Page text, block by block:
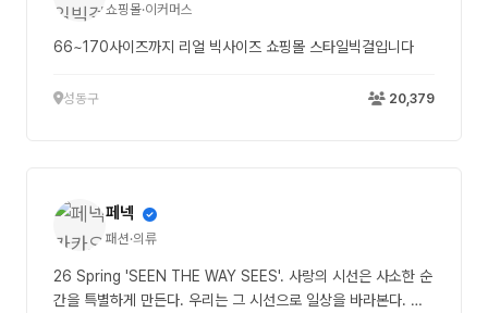
쇼핑몰·이커머스
66~170사이즈까지 리얼 빅사이즈 쇼핑몰 스타일빅걸입니다
성동구 20,379
페넥
패션·의류
26 Spring 'SEEN THE WAY SEES'. 사랑의 시선은 사소한 순
간을 특별하게 만든다. 우리는 그 시선으로 일상을 바라본다. 누